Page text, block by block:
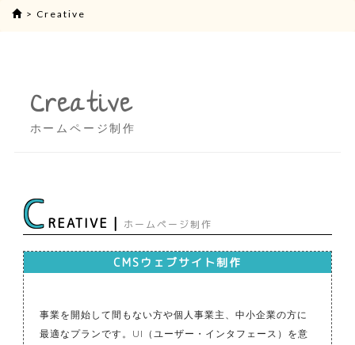
> Creative
Creative
ホームページ制作
C REATIVE | ホームページ制作
CMSウェブサイト制作
事業を開始して間もない方や個人事業主、中小企業の方に
最適なプランです。UI（ユーザー・インタフェース）を意